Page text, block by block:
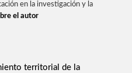
en la investigación y la
el autor
territorial de la